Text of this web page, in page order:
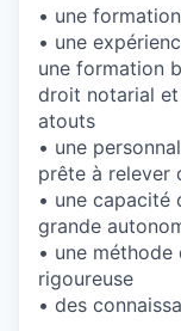
• une
• une
une formation
droit notarial
atouts
• une
prête à relever
• une capacité
grande
• une
rigoureuse
• des